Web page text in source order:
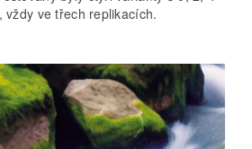
ve třech replikacích.